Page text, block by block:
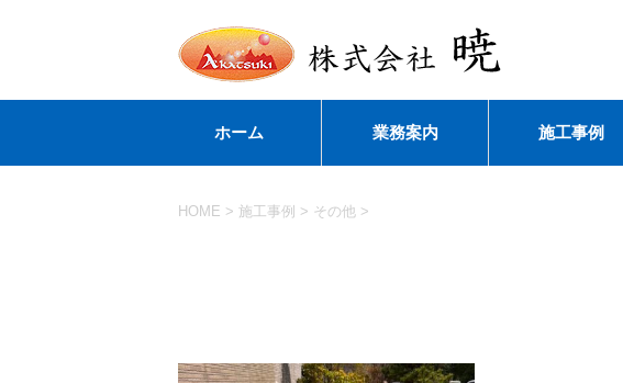
ホーム 業務案内 施工事例
HOME > 施工事例 > その他 >